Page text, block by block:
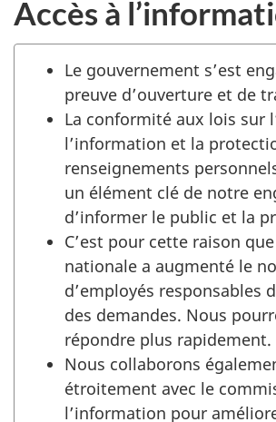
Accès à
Le gouvernement s’est
preuve d’ouverture et de
La conformité aux lois sur
l’information et la
renseignements
un élément clé de notre
d’informer le public et la
C’est pour cette raison
nationale a augmenté le
d’employés responsables
des demandes. Nous
répondre plus rapidement.
Nous collaborons
étroitement avec le
l’information pour